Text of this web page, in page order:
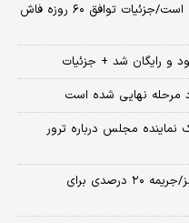
العربیه: توافق بازگشایی تنگه هرمز در راه است/جزئیات توافق ۶۰ روزه فاش
رایگان شد + جزئیات
مرحله نهایی شده است
نماینده مجلس درباره ترور
جزئیاتی از طرح راهبردی امنیت تنگه هرمز/جریمه ۲۰ درصدی برای